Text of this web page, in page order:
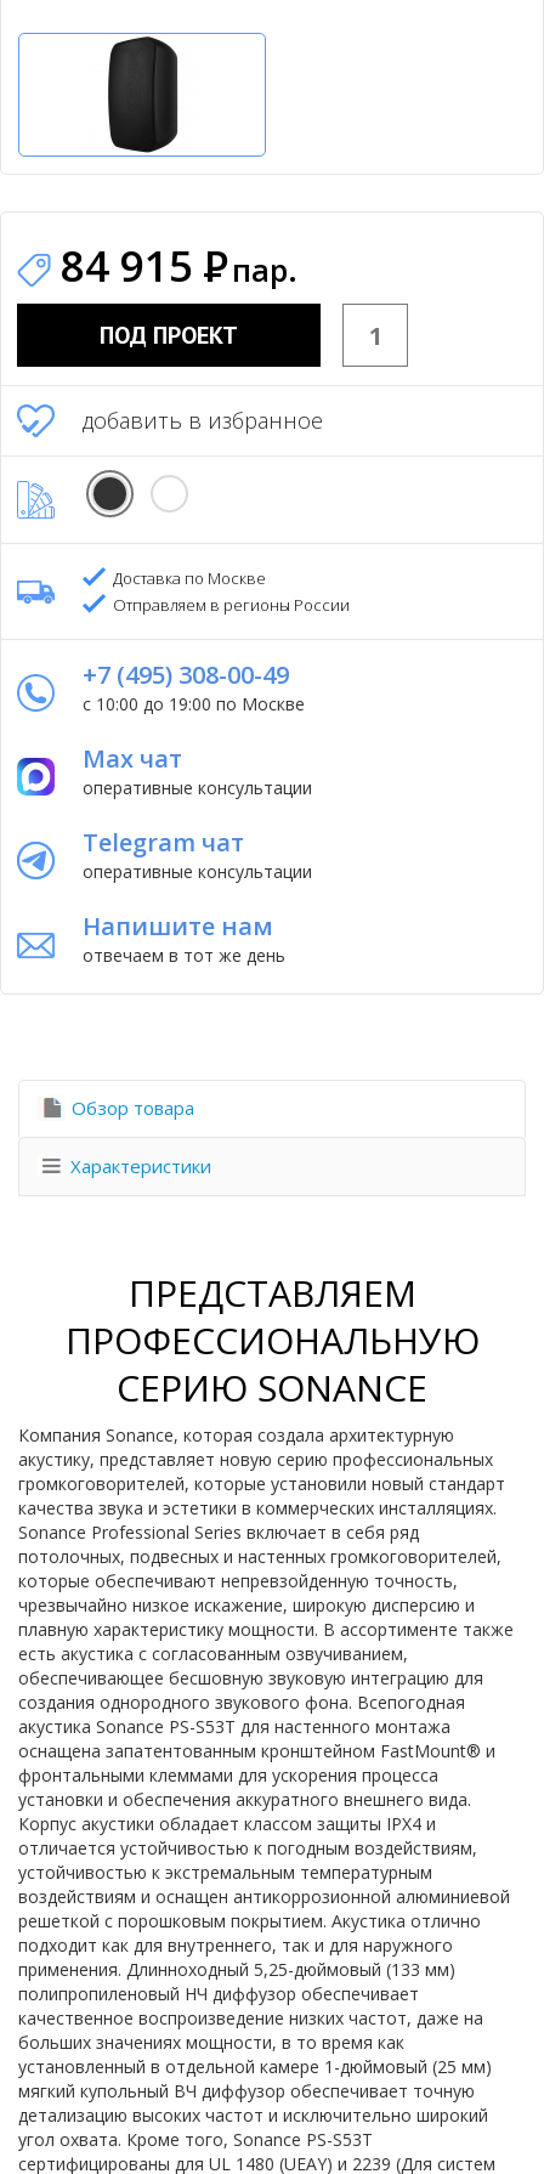
84 915 Рпар.
ПОД ПРОЕКТ
добавить в избранное
Доставка по Москве
Отправляем в регионы России
+7 (495) 308-00-49
с 10:00 до 19:00 по Москве
Max чат
оперативные консультации
Telegram чат
оперативные консультации
Напишите нам
отвечаем в тот же день
Обзор товара
Характеристики
ПРЕДСТАВЛЯЕМ
ПРОФЕССИОНАЛЬНУЮ
СЕРИЮ SONANCE
Компания Sonance, которая создала архитектурную
акустику, представляет новую серию профессиональных
громкоговорителей, которые установили новый стандарт
качества звука и эстетики в коммерческих инсталляциях.
Sonance Professional Series включает в себя ряд
потолочных, подвесных и настенных громкоговорителей,
которые обеспечивают непревзойденную точность,
чрезвычайно низкое искажение, широкую дисперсию и
плавную характеристику мощности. В ассортименте также
есть акустика с согласованным озвучиванием,
обеспечивающее бесшовную звуковую интеграцию для
создания однородного звукового фона. Всепогодная
акустика Sonance PS-S53T для настенного монтажа
оснащена запатентованным кронштейном FastMount® и
фронтальными клеммами для ускорения процесса
установки и обеспечения аккуратного внешнего вида.
Корпус акустики обладает классом защиты IPX4 и
отличается устойчивостью к погодным воздействиям,
устойчивостью к экстремальным температурным
воздействиям и оснащен антикоррозионной алюминиевой
решеткой с порошковым покрытием. Акустика отлично
подходит как для внутреннего, так и для наружного
применения. Длинноходный 5,25-дюймовый (133 мм)
полипропиленовый НЧ диффузор обеспечивает
качественное воспроизведение низких частот, даже на
больших значениях мощности, в то время как
установленный в отдельной камере 1-дюймовый (25 мм)
мягкий купольный ВЧ диффузор обеспечивает точную
детализацию высоких частот и исключительно широкий
угол охвата. Кроме того, Sonance PS-S53T
сертифицированы для UL 1480 (UEAY) и 2239 (Для систем